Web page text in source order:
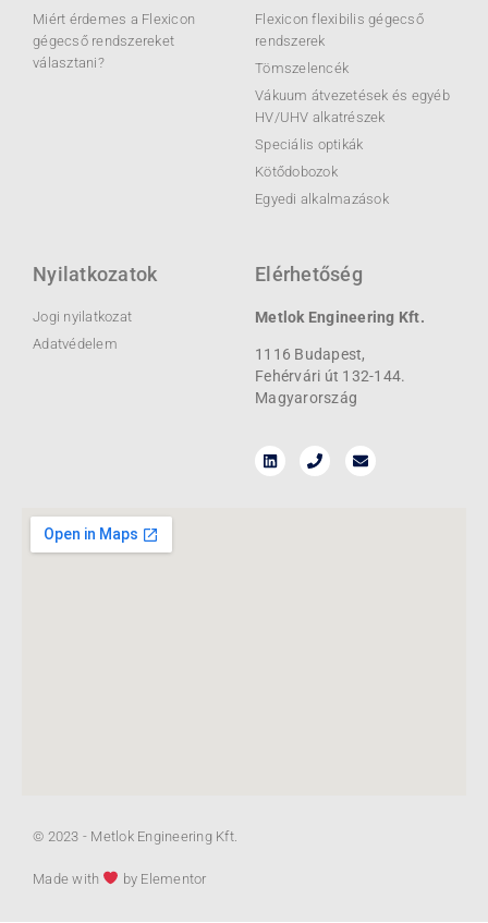
Miért érdemes a Flexicon
gégecső rendszereket
választani?
Flexicon flexibilis gégecső
rendszerek
Tömszelencék
Vákuum átvezetések és egyéb
HV/UHV alkatrészek
Speciális optikák
Kötődobozok
Egyedi alkalmazások
Nyilatkozatok
Jogi nyilatkozat
Adatvédelem
Elérhetőség
Metlok Engineering Kft.
1116 Budapest,
Fehérvári út 132-144.
Magyarország
© 2023 - Metlok Engineering Kft.
Made with by Elementor​​